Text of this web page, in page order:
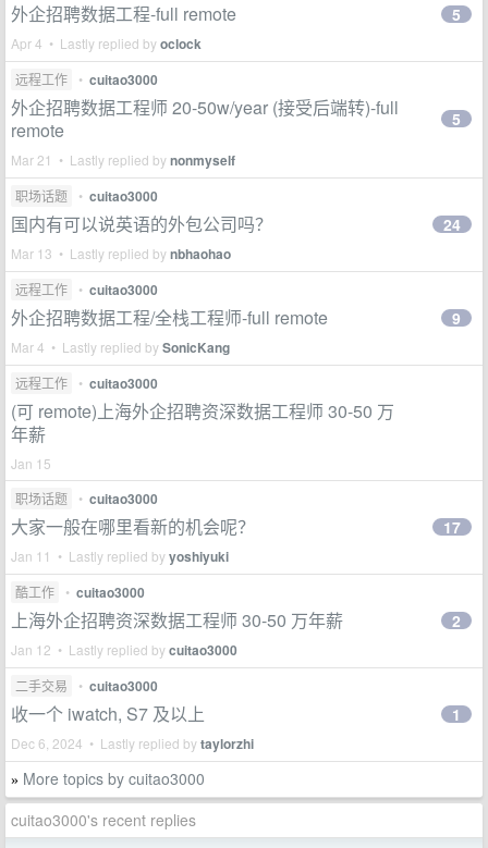
外企招聘数据工程-full remote
Apr 4 • Lastly replied byoclock
5
远程工作 • cuitao3000
外企招聘数据工程师 20-50w/year (接受后端转)-full
remote
Mar 21 • Lastly replied bynonmyself
5
职场话题 • cuitao3000
国内有可以说英语的外包公司吗？
Mar 13 • Lastly replied bynbhaohao
24
远程工作 • cuitao3000
外企招聘数据工程/全栈工程师-full remote
Mar 4 • Lastly replied bySonicKang
9
远程工作 • cuitao3000
(可 remote)上海外企招聘资深数据工程师 30-50 万
年薪
Jan 15
职场话题
• cuitao3000
大家一般在哪里看新的机会呢？
Jan 11 • Lastly replied byyoshiyuki
17
酷工作 • cuitao3000
上海外企招聘资深数据工程师 30-50 万年薪
Jan 12 • Lastly replied bycuitao3000
2
二手交易 • cuitao3000
收一个 iwatch, S7 及以上
Dec 6, 2024 • Lastly replied bytaylorzhi
1
» More topics by cuitao3000
cuitao3000's recent replies